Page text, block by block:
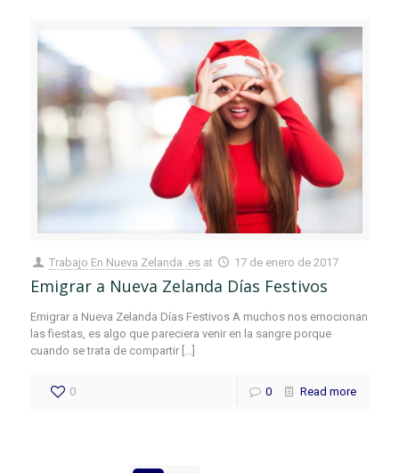
Trabajo En Nueva Zelanda .es at 17 de enero de 2017
Emigrar a Nueva Zelanda Días Festivos
Emigrar a Nueva Zelanda Días Festivos A muchos nos emocionan
las fiestas, es algo que pareciera venir en la sangre porque
cuando se trata de compartir[…]
0 0 Read more